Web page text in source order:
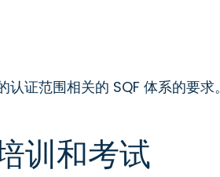
证范围相关的 SQF 体系的要求。
训和考试